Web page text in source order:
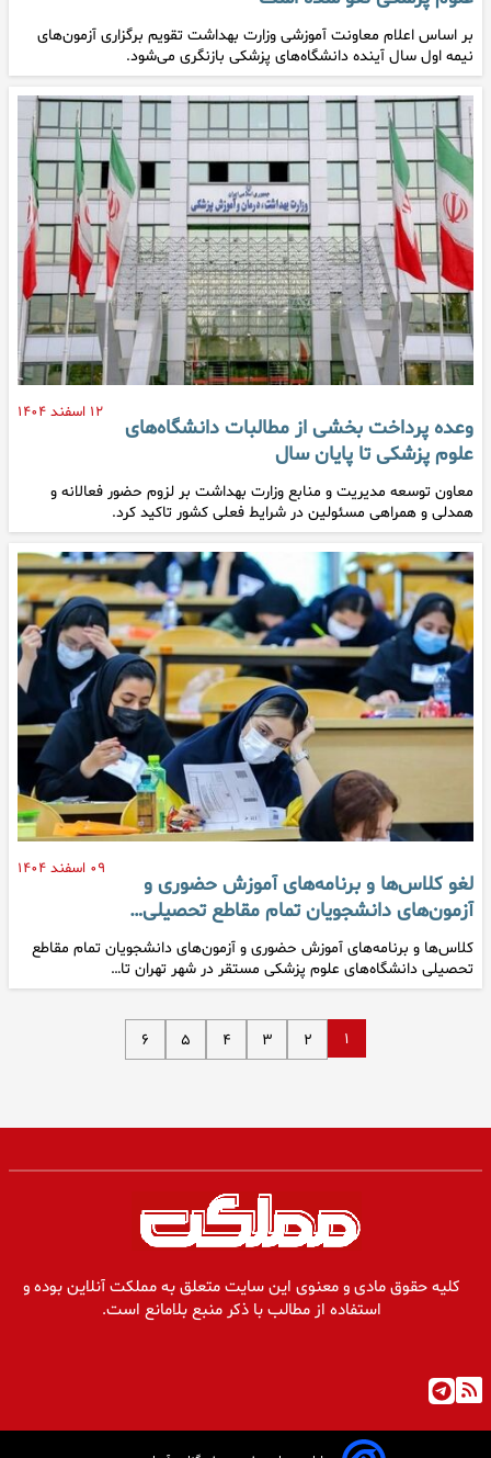
بر اساس اعلام معاونت آموزشی وزارت بهداشت تقویم برگزاری آزمون‌های
نیمه اول سال آینده دانشگاه‌های پزشکی بازنگری می‌شود.
۱۲ اسفند ۱۴۰۴
وعده پرداخت بخشی از مطالبات دانشگاه‌های
علوم پزشکی تا پایان سال
معاون توسعه مدیریت و منابع وزارت بهداشت بر لزوم حضور فعالانه و
همدلی و همراهی مسئولین در شرایط فعلی کشور تاکید کرد.
۰۹ اسفند ۱۴۰۴
لغو کلاس‌ها و برنامه‌های آموزش حضوری و
آزمون‌های دانشجویان تمام مقاطع تحصیلی…
کلاس‌ها و برنامه‌های آموزش حضوری و آزمون‌های دانشجویان تمام مقاطع
تحصیلی دانشگاه‌های علوم پزشکی مستقر در شهر تهران تا…
۱ ۲ ۳ ۴ ۵ ۶
کلیه حقوق مادی و معنوی این سایت متعلق به مملکت آنلاین بوده و
استفاده از مطالب با ذکر منبع بلامانع است.